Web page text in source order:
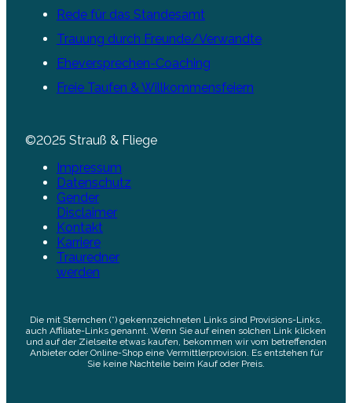
Rede für das Standesamt
Trauung durch Freunde/Verwandte
Eheversprechen-Coaching
Freie Taufen & Willkommensfeiern
©2025 Strauß & Fliege
Impressum
Datenschutz
Gender
Disclaimer
Kontakt
Karriere
Trauredner
werden
Die mit Sternchen (*) gekennzeichneten Links sind Provisions-Links,
auch Affiliate-Links genannt. Wenn Sie auf einen solchen Link klicken
und auf der Zielseite etwas kaufen, bekommen wir vom betreffenden
Anbieter oder Online-Shop eine Vermittlerprovision. Es entstehen für
Sie keine Nachteile beim Kauf oder Preis.